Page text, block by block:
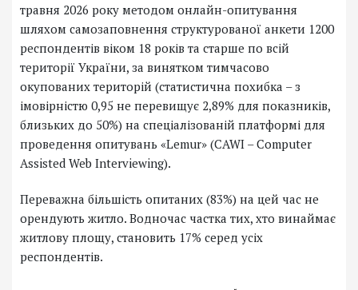
травня 2026 року методом онлайн-опитування
шляхом самозаповнення структурованої анкети 1200
респондентів віком 18 років та старше по всій
території України, за винятком тимчасово
окупованих територій (статистична похибка – з
імовірністю 0,95 не перевищує 2,89% для показників,
близьких до 50%) на спеціалізованій платформі для
проведення опитувань «Lemur» (CAWI – Computer
Assisted Web Interviewing).
Переважна більшість опитаних (83%) на цей час не
орендують житло. Водночас частка тих, хто винаймає
житлову площу, становить 17% серед усіх
респондентів.